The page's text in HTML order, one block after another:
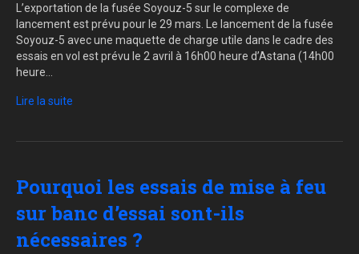
L’exportation de la fusée Soyouz-5 sur le complexe de
lancement est prévu pour le 29 mars. Le lancement de la fusée
Soyouz-5 avec une maquette de charge utile dans le cadre des
essais en vol est prévu le 2 avril à 16h00 heure d’Astana (14h00
heure…
Lire la suite
Pourquoi les essais de mise à feu
sur banc d’essai sont-ils
nécessaires ?